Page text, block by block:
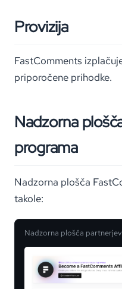
Provizija
FastComments
priporočene prihodke.
Nadzorna
programa
Nadzorna plošča
takole:
Nadzorna plošča partnerjev